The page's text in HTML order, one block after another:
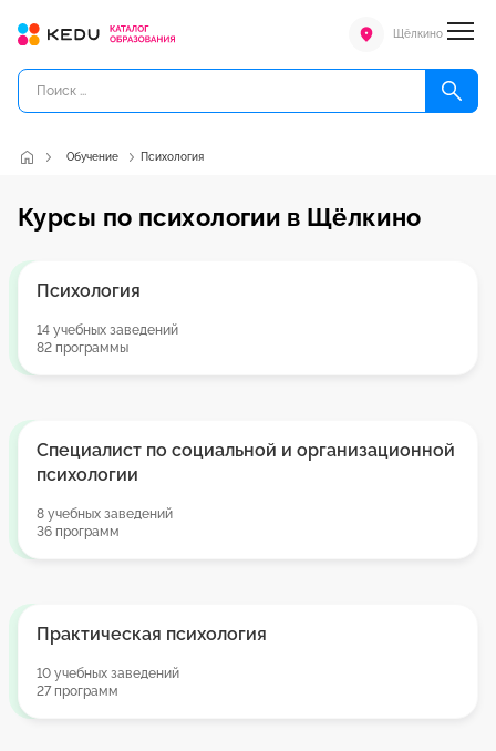
Щёлкино
Обучение Психология
Курсы по психологии в Щёлкино
Психология
14 учебных заведений
82 программы
Специалист по социальной и организационной
психологии
8 учебных заведений
36 программ
Практическая психология
10 учебных заведений
27 программ